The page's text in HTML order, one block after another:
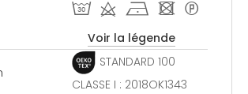
T d h - *
Voir la légende
STANDARD 100
CLASSE I : 2018OK1343